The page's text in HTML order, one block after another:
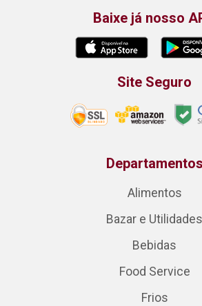
Baixe já nosso
Site Seguro
Departamentos
Alimentos
Bazar e Utilidades
Bebidas
Food Service
Frios